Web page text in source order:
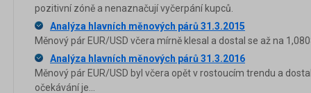
pozitivní zóně a nenaznačují vyčerpání kupců.
Analýza hlavních měnových párů 31.3.2015
Měnový pár EUR/USD včera mírně klesal a dostal se až na
Analýza hlavních měnových párů 31.3.2016
Měnový pár EUR/USD byl včera opět v rostoucím trendu a
očekávání je...